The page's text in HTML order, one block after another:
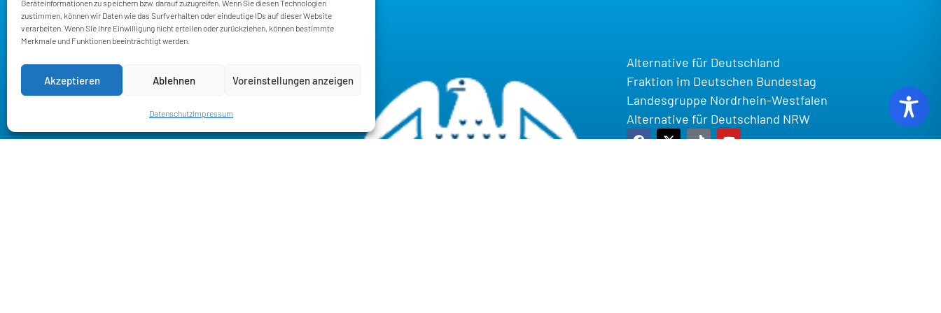
Geräteinformationen zu speichern bzw. darauf zuzugreifen. Wenn Sie diesen Technologien
zustimmen, können wir Daten wie das Surfverhalten oder eindeutige IDs auf dieser Website
verarbeiten. Wenn Sie Ihre Einwilligung nicht erteilen oder zurückziehen, können bestimmte
Merkmale und Funktionen beeinträchtigt werden.
Akzeptieren Ablehnen Voreinstellungen anzeigen
DatenschutzImpressum
Abgeordnetenbüro
Deutscher Bundestag
Platz der Republik 1
Alternative für Deutschland
Fraktion im Deutschen Bundestag
Landesgruppe Nordrhein-Westfalen
Alternative für Deutschland NRW